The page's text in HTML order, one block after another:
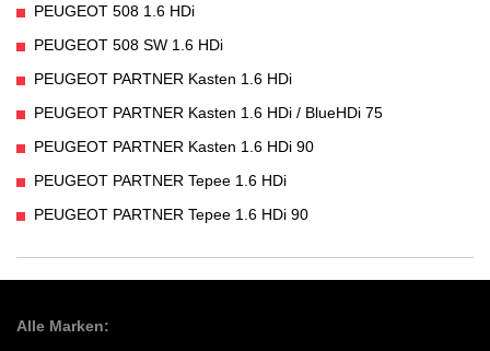
PEUGEOT 508 1.6 HDi
PEUGEOT 508 SW 1.6 HDi
PEUGEOT PARTNER Kasten 1.6 HDi
PEUGEOT PARTNER Kasten 1.6 HDi / BlueHDi 75
PEUGEOT PARTNER Kasten 1.6 HDi 90
PEUGEOT PARTNER Tepee 1.6 HDi
PEUGEOT PARTNER Tepee 1.6 HDi 90
Alle Marken: